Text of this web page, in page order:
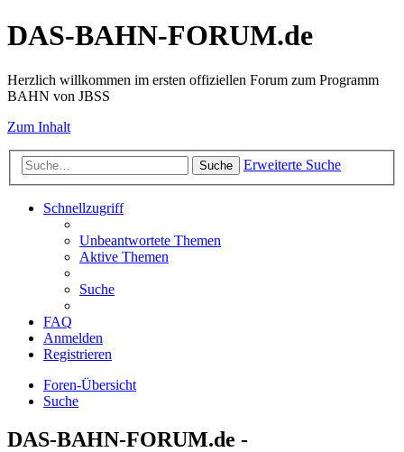
DAS-BAHN-FORUM.de
Herzlich willkommen im ersten offiziellen Forum zum Programm
BAHN von JBSS
Zum Inhalt
Suche Erweiterte Suche
Schnellzugriff
Unbeantwortete Themen
Aktive Themen
Suche
FAQ
Anmelden
Registrieren
Foren-Übersicht
Suche
DAS-BAHN-FORUM.de -